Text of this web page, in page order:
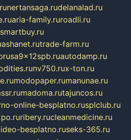
nertansaga.rudelanalad.ru
aria-family.ruroadli.ru
ashanet.rutrade-farm.ru
autodamp.ru
nv750.rux-ton.ru
modopaper.rumanunae.ru
madoma.rutajuncos.ru
online-besplatno.rusplclub.ru
ribery.rucleanmedicine.ru
besplatno.ruseks-365.ru